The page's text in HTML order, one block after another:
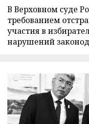
В Верховном суде
требованием
участия в
нарушений